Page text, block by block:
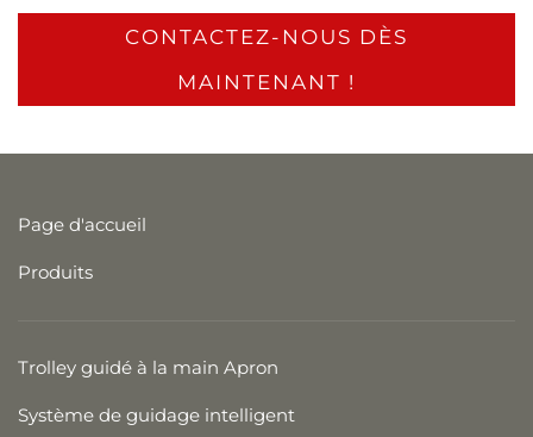
CONTACTEZ-NOUS DÈS
MAINTENANT !
Page d'accueil
Produits
Trolley guidé à la main Apron
Système de guidage intelligent